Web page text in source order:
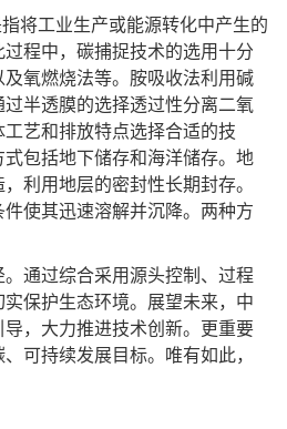
将工业生产或能源转化中产生的
程中，碳捕捉技术的选用十分
氧燃烧法等。胺吸收法利用碱
半透膜的选择透过性分离二氧
艺和排放特点选择合适的技
包括地下储存和海洋储存。地
利用地层的密封性长期封存。
使其迅速溶解并沉降。两种方
通过综合采用源头控制、过程
保护生态环境。展望未来，中
，大力推进技术创新。更重要
可持续发展目标。唯有如此，